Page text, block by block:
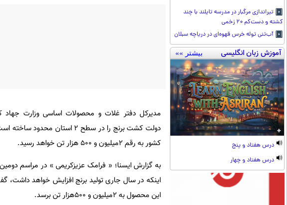
تیراندازی مرگبار در مدرسه تایلند با چند
کشته و دست‌کم ۲۰ زخمی
آب‌تنی توله خرس قهوه‌ای در دریاچه سبلان
آموزش زبان انگلیسی بیشتر »»
درس هفتاد و پنج
درس هفتاد و چهار
مدیرکل دفتر غلات و محصولات اساسی وزارت
دولت کشت برنج را در سطح ۲ استان
کشور به رقم ۲میلیون و ۵۰۰ هزار تن خواهد رسید.
به گزارش ایسنا؛ « فرامک عزیزکریمی » در مراسم
اینکه در سال جاری تولید برنج افزایش خواهد داشت،
این محصول به ۲میلیون و ۵۰۰هزار تن برسد.